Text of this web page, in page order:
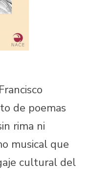
de poemas
rima ni
musical que
cultural del